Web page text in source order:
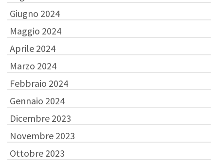
Giugno 2024
Maggio 2024
Aprile 2024
Marzo 2024
Febbraio 2024
Gennaio 2024
Dicembre 2023
Novembre 2023
Ottobre 2023